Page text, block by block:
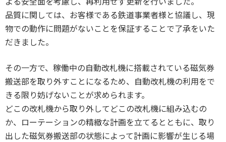
品質に関しては、お客様である鉄道事業者様と協議し、現
物での動作に問題がないことを保証することで了承をいた
だきました。
その一方で、稼働中の自動改札機に搭載されている磁気券
搬送部を取り外すことになるため、自動改札機の利用をで
きる限り妨げないことが求められます。
どこの改札機から取り外してどこの改札機に組み込むの
か、ローテーションの精緻な計画を立てるとともに、取り
出した磁気券搬送部の状態によって計画に影響が生じる場